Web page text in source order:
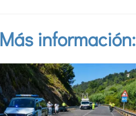
Más información: